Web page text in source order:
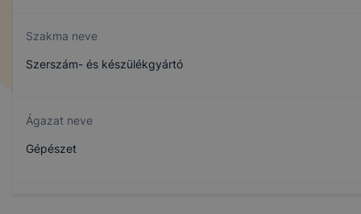
Szakma neve
Szerszám- és készülékgyártó
Ágazat neve
Gépészet